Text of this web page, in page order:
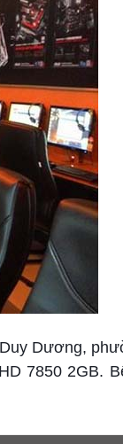
Dương,
7850 2GB.